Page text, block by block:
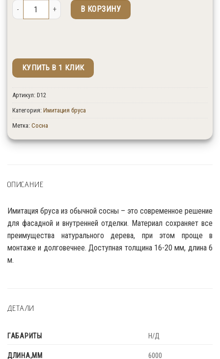
Количество товара Имитация бруса, сосна
В КОРЗИНУ
↑ Укажите количество изделий в штуках.
КУПИТЬ В 1 КЛИК
Артикул: D12
Категория: Имитация бруса
Метка: Сосна
ОПИСАНИЕ
Имитация бруса из обычной сосны – это современное решение
для фасадной и внутренней отделки. Материал сохраняет все
преимущества натурального дерева, при этом проще в
монтаже и долговечнее. Доступная толщина 16-20 мм, длина 6
м.
ДЕТАЛИ
ГАБАРИТЫ Н/Д
ДЛИНА,ММ 6000